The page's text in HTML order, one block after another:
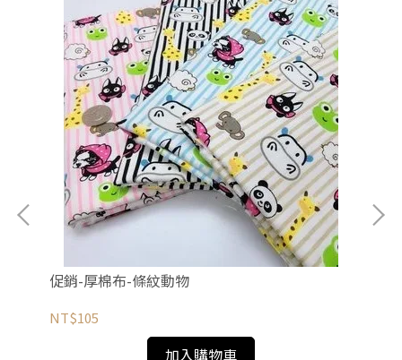
促銷-厚棉布-條紋動物
NT$105
加入購物車